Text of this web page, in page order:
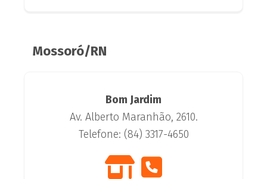
Mossoró/RN
Bom Jardim
Av. Alberto Maranhão, 2610.
Telefone: (84) 3317-4650